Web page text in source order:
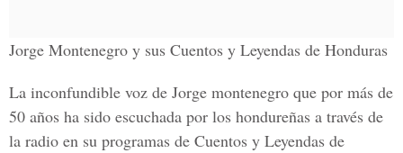
Jorge Montenegro y sus Cuentos y Leyendas de Honduras
La inconfundible voz de Jorge montenegro que por más de
50 años ha sido escuchada por los hondureñas a través de
la radio en su programas de Cuentos y Leyendas de